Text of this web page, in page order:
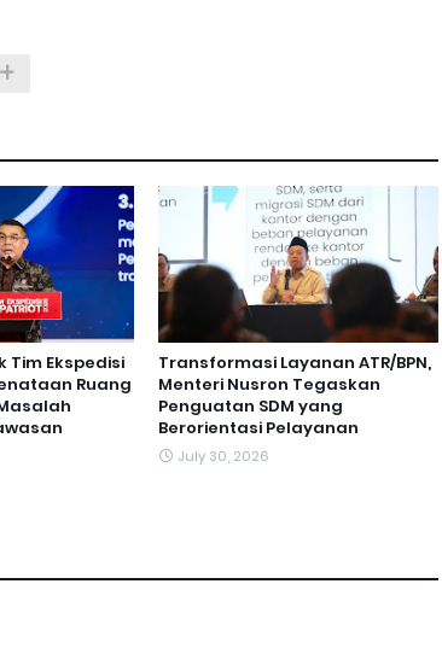
Tim Ekspedisi
Ruang
Transformasi Layanan ATR/BPN,
Menteri Nusron Tegaskan
Penguatan SDM yang
Berorientasi Pelayanan
July 30, 2026